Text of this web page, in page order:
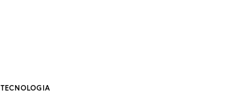
TECNOLOGIA